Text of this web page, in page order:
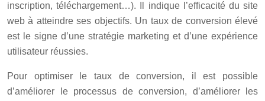
inscription, téléchargement…). Il indique l’efficacité du site
web à atteindre ses objectifs. Un taux de conversion élevé
est le signe d’une stratégie marketing et d’une expérience
utilisateur réussies.
Pour optimiser le taux de conversion, il est possible
d’améliorer le processus de conversion, d’améliorer les